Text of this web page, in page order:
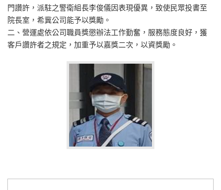
門讚許，派駐之警衛組長李俊儀因表現優異，致使民眾投書至
院長室，希冀公司能予以獎勵。
二、營運處依公司職員獎懲辦法工作勤奮，服務態度良好，獲
客戶讚許者之規定，加重予以嘉獎二次，以資獎勵。